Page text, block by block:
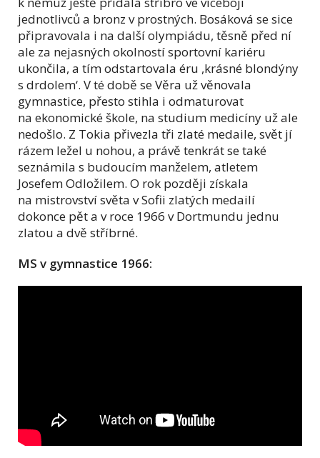
jednotlivců a bronz v prostných. Bosáková se sice
připravovala i na další olympiádu, těsně před ní
ale za nejasných okolností sportovní kariéru
ukončila, a tím odstartovala éru ,krásné blondýny
s drdolem‘. V té době se Věra už věnovala
gymnastice, přesto stihla i odmaturovat
na ekonomické škole, na studium medicíny už ale
nedošlo. Z Tokia přivezla tři zlaté medaile, svět jí
rázem ležel u nohou, a právě tenkrát se také
seznámila s budoucím manželem, atletem
Josefem Odložilem. O rok později získala
na mistrovství světa v Sofii zlatých medailí
dokonce pět a v roce 1966 v Dortmundu jednu
zlatou a dvě stříbrné.
MS v gymnastice 1966: